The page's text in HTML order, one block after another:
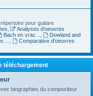
pour guitare
Analyses d'oeuvres
Bach en vrac...
Dowland and
...
Comparative d'oeuvres
téléchargement
biographies du compositeur